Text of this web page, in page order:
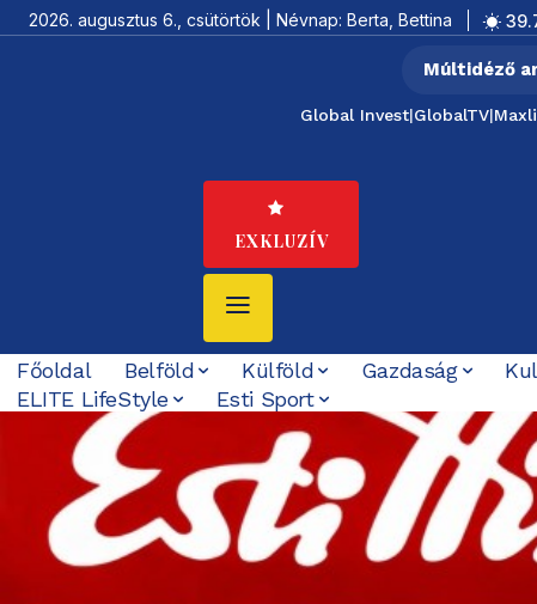
2026. augusztus 6., csütörtök | Névnap: Berta, Bettina
Múltidéző
Global Invest|GlobalTV|
EXKLUZÍV
Főoldal Belföld Külföld Gazdaság
ELITE LifeStyle
Esti Sport